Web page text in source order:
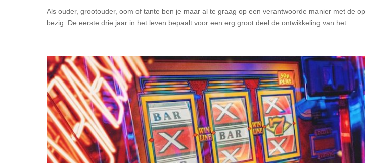
Als ouder, grootouder, oom of tante ben je maar al te graag op een verantwoorde manier met de
bezig. De eerste drie jaar in het leven bepaalt voor een erg groot deel de ontwikkeling van het ...